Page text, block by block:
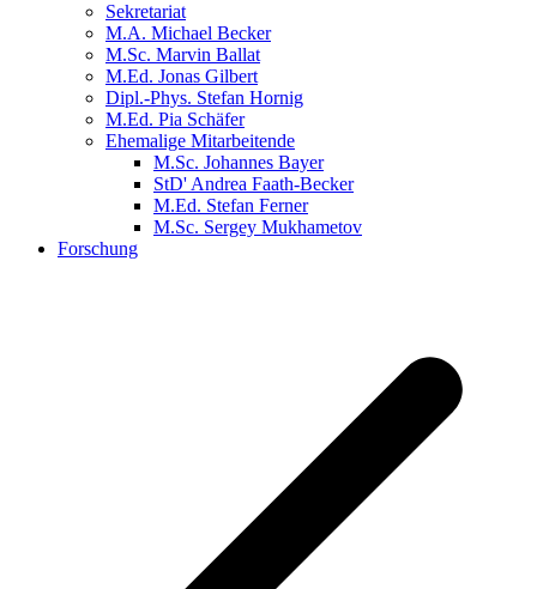
Sekretariat
M.A. Michael Becker
M.Sc. Marvin Ballat
M.Ed. Jonas Gilbert
Dipl.-Phys. Stefan Hornig
M.Ed. Pia Schäfer
Ehemalige Mitarbeitende
M.Sc. Johannes Bayer
StD' Andrea Faath-Becker
M.Ed. Stefan Ferner
M.Sc. Sergey Mukhametov
Forschung